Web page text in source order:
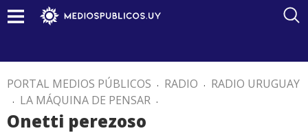
PORTAL MEDIOS PÚBLICOS . RADIO . RADIO URUGUAY
. LA MÁQUINA DE PENSAR .
Onetti perezoso